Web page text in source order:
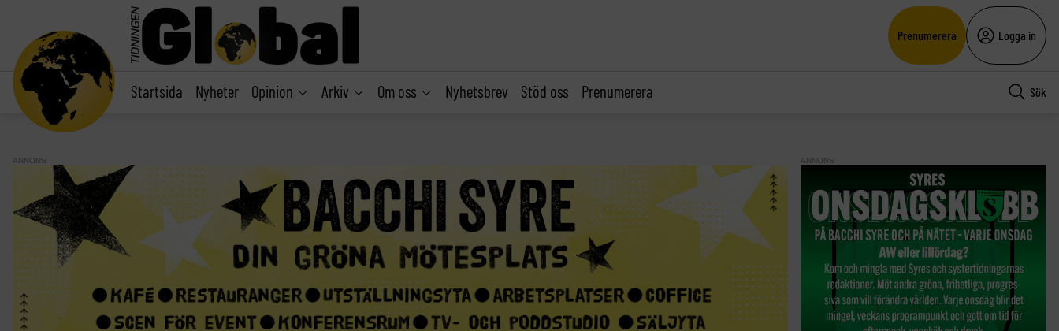
Prenumerera Logga in
Startsida Nyheter Opinion Arkiv Om oss Nyhetsbrev Stöd oss Prenumerera Sök
ANNONS ANNONS